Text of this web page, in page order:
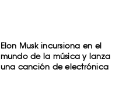
Elon Musk incursiona en el
mundo de la música y lanza
una canción de electrónica